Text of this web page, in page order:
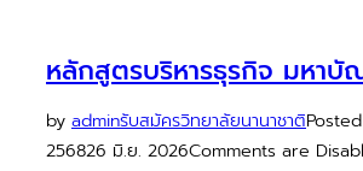
หลักสูตรบริหารธุรกิจ มหาบั
by adminรับสมัครวิทยาลัยนานาชาติ
256826 มิ.ย. 2026Comments are